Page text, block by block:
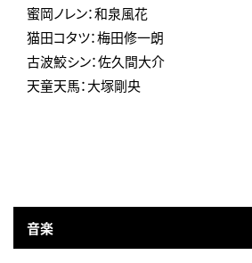
蜜岡ノレン：和泉風花
猫田コタツ：梅田修一朗
古波鮫シン：佐久間大介
天童天馬：大塚剛央
音楽